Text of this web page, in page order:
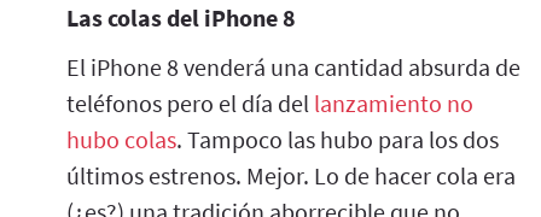
Las colas del iPhone 8
El iPhone 8 venderá una cantidad absurda de
teléfonos pero el día del lanzamiento no
hubo colas. Tampoco las hubo para los dos
últimos estrenos. Mejor. Lo de hacer cola era